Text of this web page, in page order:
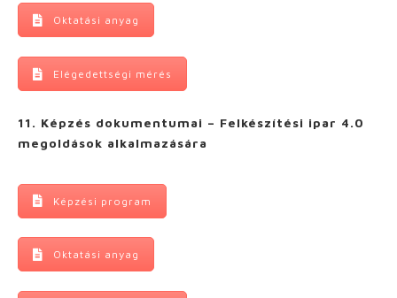
Oktatási anyag
Elégedettségi mérés
11. Képzés dokumentumai – Felkészítési ipar 4.0
megoldások alkalmazására
Képzési program
Oktatási anyag